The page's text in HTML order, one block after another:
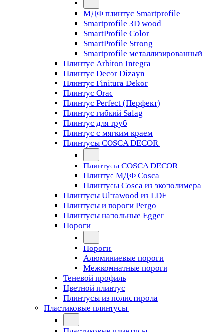
МДФ плинтус Smartprofile
Smartprofile 3D wood
SmartProfile Color
SmartProfile Strong
Smartprofile металлизированный
Плинтус Arbiton Integra
Плинтус Decor Dizayn
Плинтус Finitura Dekor
Плинтус Orac
Плинтус Perfect (Перфект)
Плинтус гибкий Salag
Плинтус для труб
Плинтус с мягким краем
Плинтусы COSCA DECOR
Плинтусы COSCA DECOR
Плинтус МДФ Cosca
Плинтусы Cosca из экополимера
Плинтусы Ultrawood из LDF
Плинтусы и пороги Pergo
Плинтусы напольные Egger
Пороги
Пороги
Алюминиевые пороги
Межкомнатные пороги
Теневой профиль
Цветной плинтус
Плинтусы из полистирола
Пластиковые плинтусы